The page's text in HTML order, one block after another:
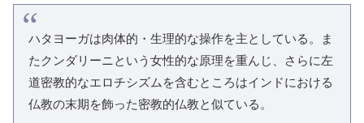
ハタヨーガは肉体的・生理的な操作を主としている。ま
たクンダリーニという女性的な原理を重んじ、さらに左
道密教的なエロチシズムを含むところはインドにおける
仏教の末期を飾った密教的仏教と似ている。